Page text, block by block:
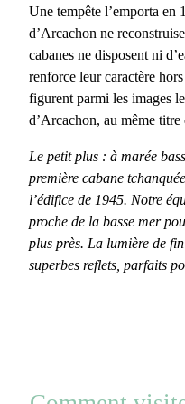
Une tempête l’emporta en
d’Arcachon ne
cabanes ne disposent ni
renforce leur caractère
figurent parmi les images
d’Arcachon, au même
Le petit plus : à marée
première cabane
l’édifice de 1945. Notre
proche de la basse mer
plus près. La lumière de
superbes reflets, parfaits